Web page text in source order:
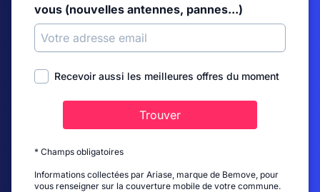
vous (nouvelles antennes, pannes...)
Recevoir aussi les meilleures offres du moment
Trouver
* Champs obligatoires
Informations collectées par Ariase, marque de Bemove, pour
vous renseigner sur la couverture mobile de votre commune.